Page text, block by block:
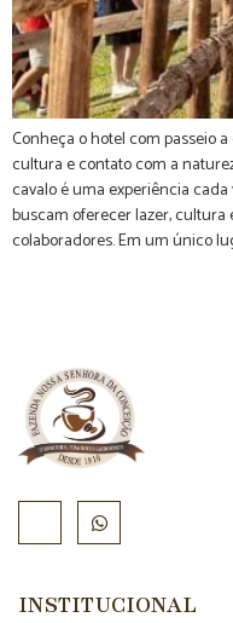
Conheça o hotel com passeio
cultura e contato com a
cavalo é uma experiência
buscam oferecer lazer, cultura
colaboradores. Em um único
INSTITUCIONAL